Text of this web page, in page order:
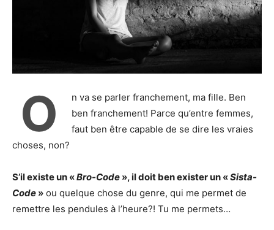
O
n va se parler franchement, ma fille. Ben
ben franchement! Parce qu’entre femmes,
faut ben être capable de se dire les vraies
choses, non?
S’il existe un «Bro-Code », il doit ben exister un «Sista-
Code » ou quelque chose du genre, qui me permet de
remettre les pendules à l’heure?! Tu me permets…